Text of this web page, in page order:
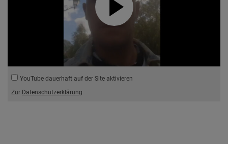
YouTube dauerhaft auf der Site aktivieren
Zur Datenschutzerklärung